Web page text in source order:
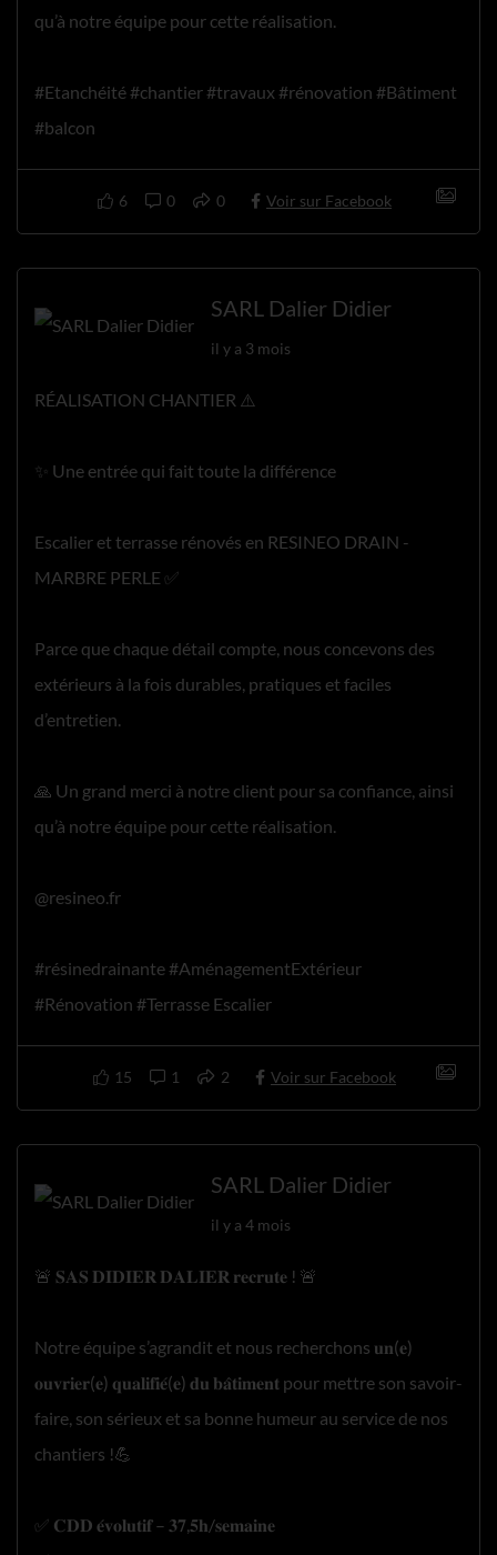
qu’à notre équipe pour cette réalisation.
#Etanchéité #chantier #travaux #rénovation #Bâtiment
#balcon
6 0 0 Voir sur Facebook
SARL Dalier Didier
il y a 3 mois
RÉALISATION CHANTIER ⚠️
✨ Une entrée qui fait toute la différence
Escalier et terrasse rénovés en RESINEO DRAIN -
MARBRE PERLE ✅
Parce que chaque détail compte, nous concevons des
extérieurs à la fois durables, pratiques et faciles
d’entretien.
🙏 Un grand merci à notre client pour sa confiance, ainsi
qu’à notre équipe pour cette réalisation.
@resineo.fr
#résinedrainante #AménagementExtérieur
#Rénovation #Terrasse Escalier
15 1 2 Voir sur Facebook
SARL Dalier Didier
il y a 4 mois
🚨 𝐒𝐀𝐒 𝐃𝐈𝐃𝐈𝐄𝐑 𝐃𝐀𝐋𝐈𝐄𝐑 𝐫𝐞𝐜𝐫𝐮𝐭𝐞 ! 🚨
Notre équipe s’agrandit et nous recherchons 𝐮𝐧(𝐞)
𝐨𝐮𝐯𝐫𝐢𝐞𝐫(𝐞) 𝐪𝐮𝐚𝐥𝐢𝐟𝐢𝐞́(𝐞) 𝐝𝐮 𝐛𝐚̂𝐭𝐢𝐦𝐞𝐧𝐭 pour mettre son savoir-
faire, son sérieux et sa bonne humeur au service de nos
chantiers !💪
✅ 𝐂𝐃𝐃 𝐞́𝐯𝐨𝐥𝐮𝐭𝐢𝐟 – 𝟑𝟕,𝟓𝐡/𝐬𝐞𝐦𝐚𝐢𝐧𝐞